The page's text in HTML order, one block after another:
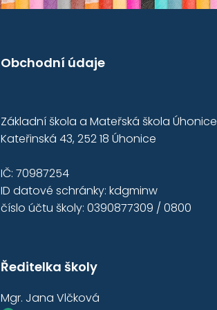
Obchodní údaje
Základní škola a Mateřská škola Úhonice
Kateřinská 43, 252 18 Úhonice
IČ: 70987254
ID datové schránky: kdgminw
číslo účtu školy: 0390877309 / 0800
Ředitelka školy
Mgr. Jana Vlčková